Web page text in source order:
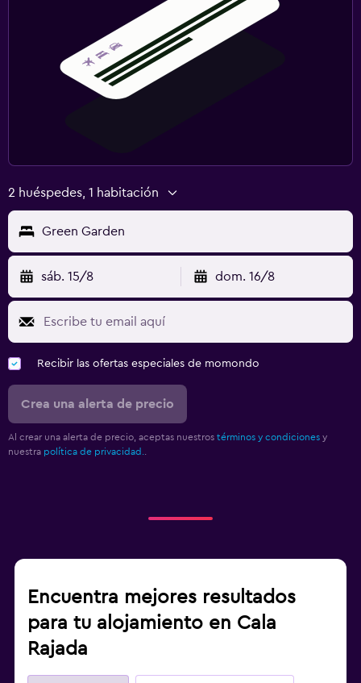
2 huéspedes, 1 habitación
Green Garden
sáb. 15/8 dom. 16/8
Recibir las ofertas especiales de momondo
Crea una alerta de precio
Al crear una alerta de precio, aceptas nuestros términos y condiciones y
nuestra política de privacidad.
Encuentra mejores resultados
para tu alojamiento en Cala
Rajada